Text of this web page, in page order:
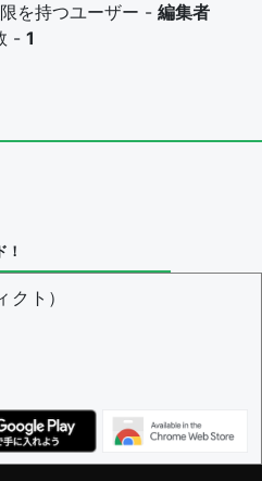
を持つユーザー - 編集者
- 1
ユーザー -
を持つユーザー -
ユーザー -
を持つユーザー -
-
！
ト）